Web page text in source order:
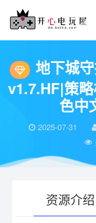
欢迎您光临开心电玩屋
当前位置： 开心电玩屋
地下城
v1.7.HF|策
色中
2025-07-31
资源介绍